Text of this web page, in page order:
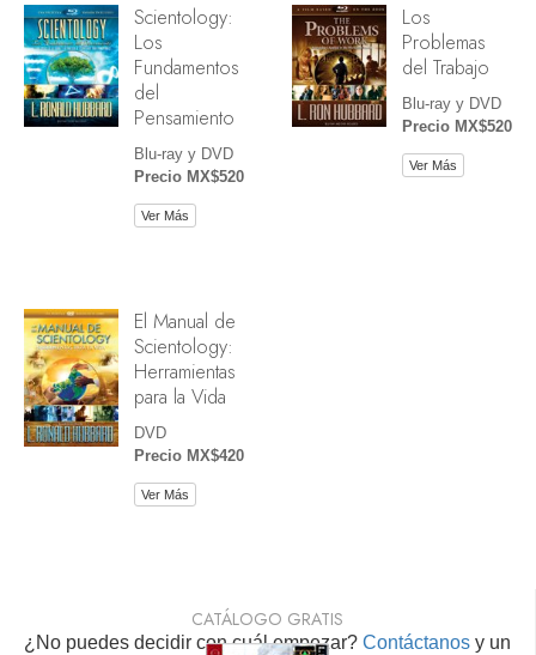
Scientology:
Los
Fundamentos
del
Pensamiento
Blu-ray y DVD
Precio MX$520
Ver Más
Los
Problemas
del Trabajo
Blu-ray y DVD
Precio MX$520
Ver Más
El Manual de
Scientology:
Herramientas
para la Vida
DVD
Precio MX$420
Ver Más
¿No puedes decidir con cuál empezar? Contáctanos y un
CATÁLOGO GRATIS